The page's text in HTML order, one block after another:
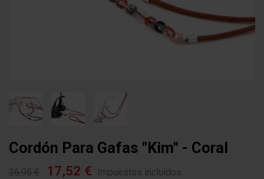
Cordón Para Gafas "kim" - Coral
26,95 € 17,52 € Impuestos incluidos